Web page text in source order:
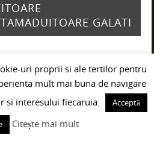
GALATI
uri proprii si ale tertilor pentru
mult mai buna de navigare
si interesului fiecaruia.
Acceptă
Citește mai mult